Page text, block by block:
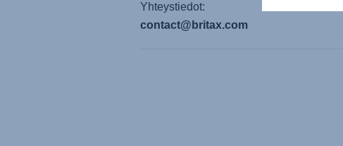
Yhteystiedot:
contact@britax.com